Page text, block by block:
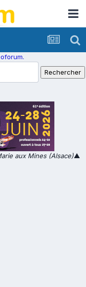
aux Mines (Alsace)▲